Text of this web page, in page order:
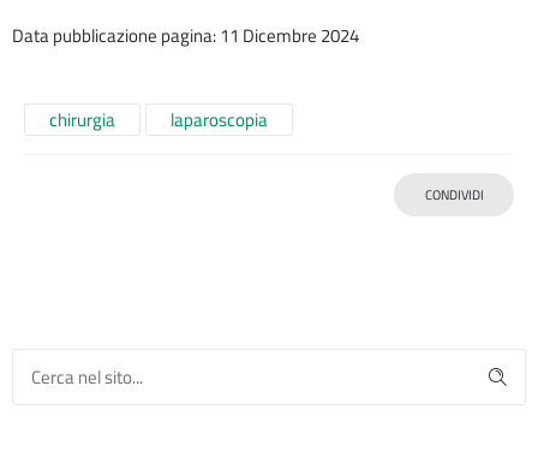
Data pubblicazione pagina: 11 Dicembre 2024
chirurgia laparoscopia
CONDIVIDI